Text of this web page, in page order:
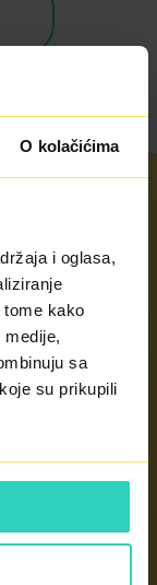
O kolačićima
i oglasa,
tome kako
sa
su prikupili